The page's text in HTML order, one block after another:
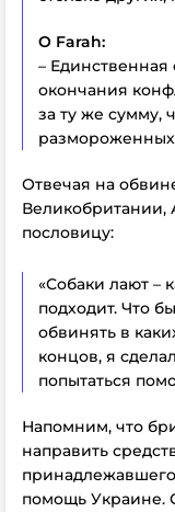
O Farah:
– Единственная
окончания
за ту же сумму,
размороженных
Отвечая на
Великобритании,
пословицу:
«Собаки лают –
подходит. Что
обвинять в
концов, я
попытаться
Напомним, что
направить
помощь Украине.